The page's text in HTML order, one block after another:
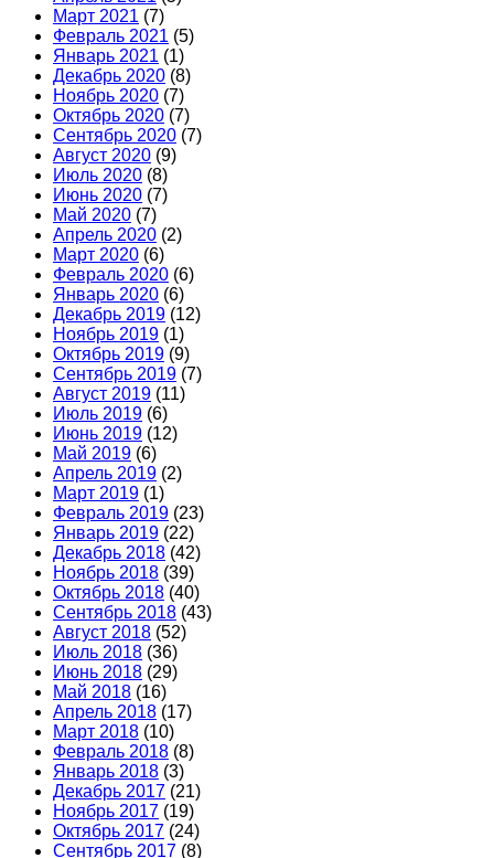
Март 2021 (7)
Февраль 2021 (5)
Январь 2021 (1)
Декабрь 2020 (8)
Ноябрь 2020 (7)
Октябрь 2020 (7)
Сентябрь 2020 (7)
Август 2020 (9)
Июль 2020 (8)
Июнь 2020 (7)
Май 2020 (7)
Апрель 2020 (2)
Март 2020 (6)
Февраль 2020 (6)
Январь 2020 (6)
Декабрь 2019 (12)
Ноябрь 2019 (1)
Октябрь 2019 (9)
Сентябрь 2019 (7)
Август 2019 (11)
Июль 2019 (6)
Июнь 2019 (12)
Май 2019 (6)
Апрель 2019 (2)
Март 2019 (1)
Февраль 2019 (23)
Январь 2019 (22)
Декабрь 2018 (42)
Ноябрь 2018 (39)
Октябрь 2018 (40)
Сентябрь 2018 (43)
Август 2018 (52)
Июль 2018 (36)
Июнь 2018 (29)
Май 2018 (16)
Апрель 2018 (17)
Март 2018 (10)
Февраль 2018 (8)
Январь 2018 (3)
Декабрь 2017 (21)
Ноябрь 2017 (19)
Октябрь 2017 (24)
Сентябрь 2017 (8)